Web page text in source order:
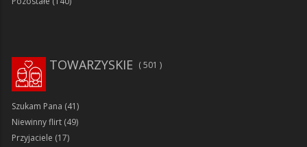
TOWARZYSKIE 501
Szukam Pana (41)
Niewinny flirt (49)
Przyjaciele (17)